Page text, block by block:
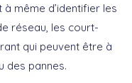
à même d’identifier les
réseau, les court-
qui peuvent être à
des pannes.